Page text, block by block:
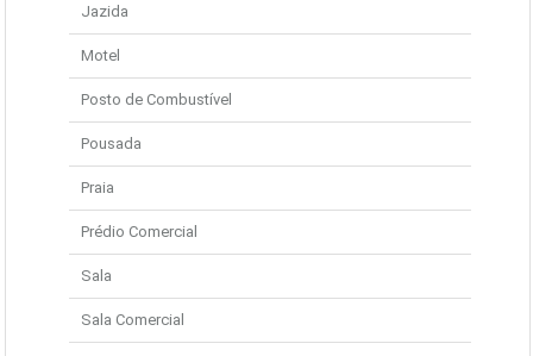
Jazida
Motel
Posto de Combustível
Pousada
Praia
Prédio Comercial
Sala
Sala Comercial